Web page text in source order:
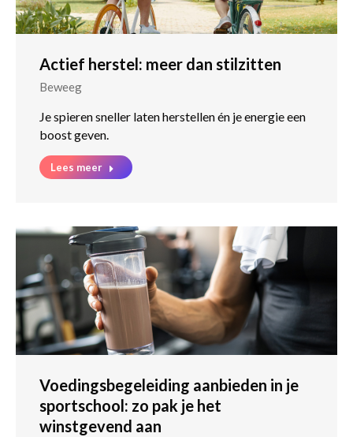
Actief herstel: meer dan stilzitten
Beweeg
Je spieren sneller laten herstellen én je energie een
boost geven.
Lees meer
Voedingsbegeleiding aanbieden in je
sportschool: zo pak je het
winstgevend aan